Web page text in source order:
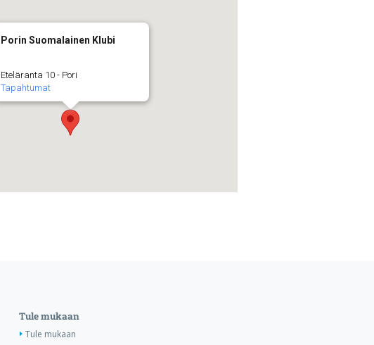
Porin Suomalainen Klubi
Eteläranta 10 - Pori
Tapahtumat
Tule mukaan
Tule mukaan